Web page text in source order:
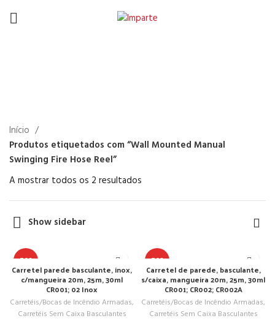
Início
Produtos etiquetados com “Wall Mounted Manual
Swinging Fire Hose Reel”
A mostrar todos os 2 resultados
Show sidebar
TOP
Carretel parede basculante, inox,
c/mangueira 20m, 25m, 30m|
CR001; 02 Inox
Carretéis/Bocas de Incêndio Armadas,
Carretéis Sem Caixa Basculantes
TOP
Carretel de parede, basculante,
s/caixa, mangueira 20m, 25m, 30m|
CR001; CR002; CR002A
Carretéis/Bocas de Incêndio Armadas,
Carretéis Sem Caixa Basculantes